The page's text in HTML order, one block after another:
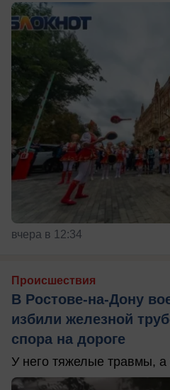
вчера в 12:34
Происшествия
В Ростове-на-Дону
избили железной
спора на дороге
У него тяжелые травмы, а